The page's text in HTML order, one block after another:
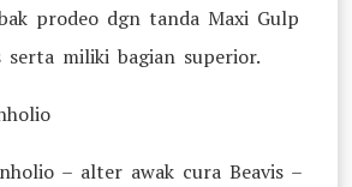
prodeo dgn tanda Maxi Gulp
serta miliki bagian superior.
– alter awak cura Beavis –